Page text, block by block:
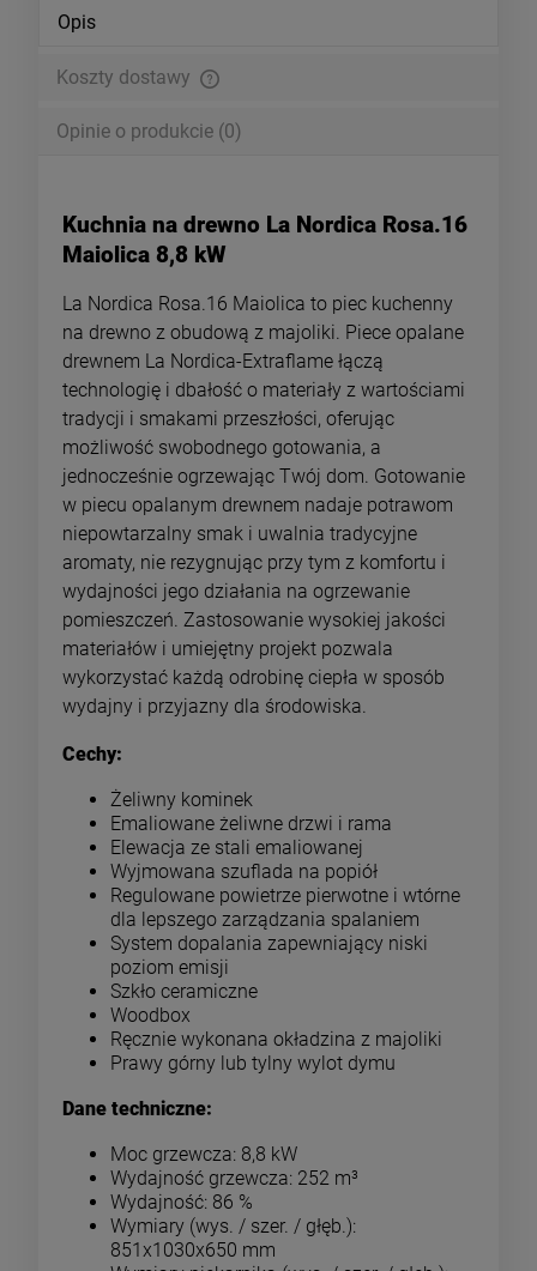
Opis
Koszty dostawy
Opinie o produkcie (0)
Kuchnia na drewno La Nordica Rosa.16
Maiolica 8,8 kW
La Nordica Rosa.16 Maiolica to piec kuchenny
na drewno z obudową z majoliki. Piece opalane
drewnem La Nordica-Extraflame łączą
technologię i dbałość o materiały z wartościami
tradycji i smakami przeszłości, oferując
możliwość swobodnego gotowania, a
jednocześnie ogrzewając Twój dom. Gotowanie
w piecu opalanym drewnem nadaje potrawom
niepowtarzalny smak i uwalnia tradycyjne
aromaty, nie rezygnując przy tym z komfortu i
wydajności jego działania na ogrzewanie
pomieszczeń. Zastosowanie wysokiej jakości
materiałów i umiejętny projekt pozwala
wykorzystać każdą odrobinę ciepła w sposób
wydajny i przyjazny dla środowiska.
Cechy:
Żeliwny kominek
Emaliowane żeliwne drzwi i rama
Elewacja ze stali emaliowanej
Wyjmowana szuflada na popiół
Regulowane powietrze pierwotne i wtórne
dla lepszego zarządzania spalaniem
System dopalania zapewniający niski
poziom emisji
Szkło ceramiczne
Woodbox
Ręcznie wykonana okładzina z majoliki
Prawy górny lub tylny wylot dymu
Dane techniczne:
Moc grzewcza: 8,8 kW
Wydajność grzewcza: 252 m³
Wydajność: 86 %
Wymiary (wys. / szer. / głęb.):
851x1030x650 mm